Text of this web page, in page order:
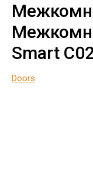
Smart
Doors